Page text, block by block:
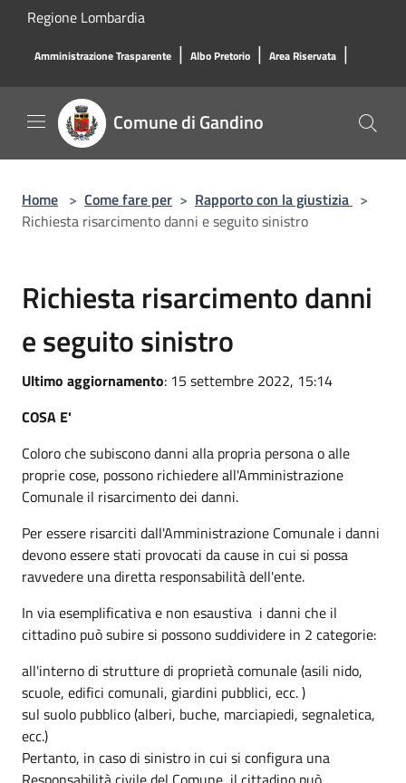
Salta al contenuto principale
Regione Lombardia
Amministrazione Trasparente | Albo Pretorio | Area Riservata |
Comune di Gandino
Home > Come fare per > Rapporto con la giustizia >
Richiesta risarcimento danni e seguito sinistro
Richiesta risarcimento danni
e seguito sinistro
Ultimo aggiornamento: 15 settembre 2022, 15:14
COSA E'
Coloro che subiscono danni alla propria persona o alle
proprie cose, possono richiedere all'Amministrazione
Comunale il risarcimento dei danni.
Per essere risarciti dall'Amministrazione Comunale i danni
devono essere stati provocati da cause in cui si possa
ravvedere una diretta responsabilità dell'ente.
In via esemplificativa e non esaustiva i danni che il
cittadino può subire si possono suddividere in 2 categorie:
all'interno di strutture di proprietà comunale (asili nido,
scuole, edifici comunali, giardini pubblici, ecc. )
sul suolo pubblico (alberi, buche, marciapiedi, segnaletica,
ecc.)
Pertanto, in caso di sinistro in cui si configura una